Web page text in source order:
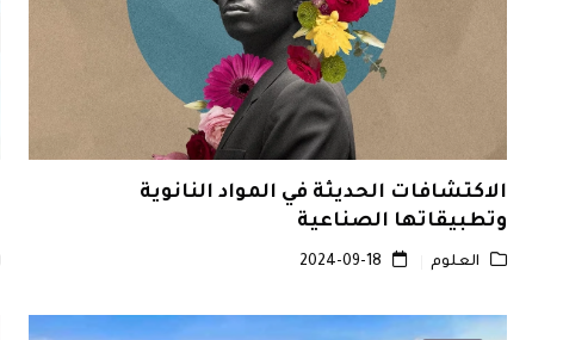
الاكتشافات الحديثة في المواد النانوية
وتطبيقاتها الصناعية
العلوم